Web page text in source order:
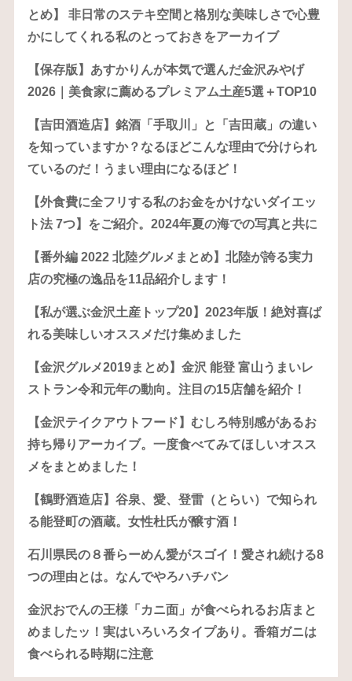
とめ】 非日常のステキ空間と格別な美味しさで心豊
かにしてくれる私のとっておきをアーカイブ
【保存版】あすかりんが本気で選んだ金沢みやげ
2026｜美食家に薦めるプレミアム土産5選＋TOP10
【吉田酒造店】銘酒「手取川」と「吉田蔵」の違い
を知っていますか？なるほどこんな理由で分けられ
ているのだ！うまい理由になるほど！
【外食費に全フリする私のお金をかけないダイエッ
ト法 7つ】をご紹介。2024年夏の海での写真と共に
【番外編 2022 北陸グルメまとめ】北陸が誇る実力
店の究極の逸品を11品紹介します！
【私が選ぶ金沢土産トップ20】2023年版！絶対喜ば
れる美味しいオススメだけ集めました
【金沢グルメ2019まとめ】金沢 能登 富山うまいレ
ストラン令和元年の動向。注目の15店舗を紹介！
【金沢テイクアウトフード】むしろ特別感があるお
持ち帰りアーカイブ。一度食べてみてほしいオスス
メをまとめました！
【鶴野酒造店】谷泉、愛、登雷（とらい）で知られ
る能登町の酒蔵。女性杜氏が醸す酒！
石川県民の８番らーめん愛がスゴイ！愛され続ける8
つの理由とは。なんでやろハチバン
金沢おでんの王様「カニ面」が食べられるお店まと
めましたッ！実はいろいろタイプあり。香箱ガニは
食べられる時期に注意